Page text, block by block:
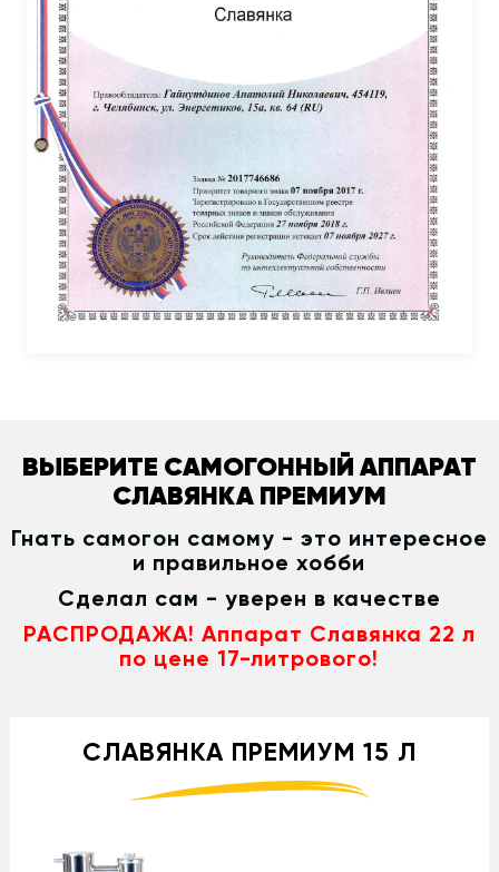
ВЫБЕРИТЕ САМОГОННЫЙ АППАРАТ
СЛАВЯНКА ПРЕМИУМ
Гнать самогон самому - это интересное
и правильное хобби
Сделал сам - уверен в качестве
РАСПРОДАЖА! Аппарат Славянка 22 л
по цене 17-литрового!
СЛАВЯНКА ПРЕМИУМ 15 Л